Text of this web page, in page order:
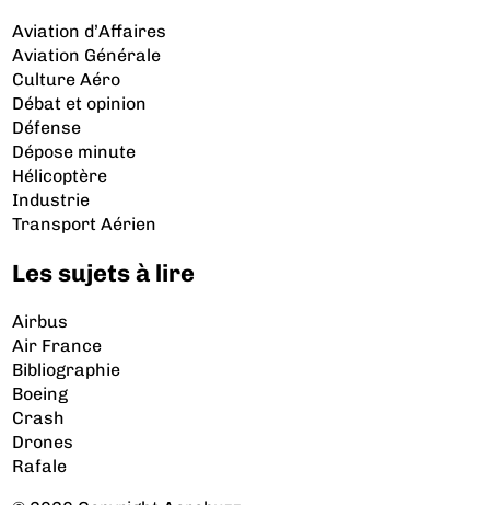
Aviation d’Affaires
Aviation Générale
Culture Aéro
Débat et opinion
Défense
Dépose minute
Hélicoptère
Industrie
Transport Aérien
Les sujets à lire
Airbus
Air France
Bibliographie
Boeing
Crash
Drones
Rafale